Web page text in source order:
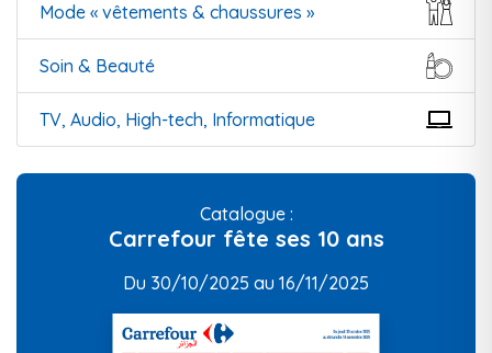
Mode « vêtements & chaussures »
Soin & Beauté
TV, Audio, High-tech, Informatique
Catalogue :
Carrefour fête ses 10 ans
Du 30/10/2025 au 16/11/2025